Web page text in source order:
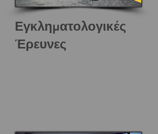
Εγκληματολογικές
Έρευνες